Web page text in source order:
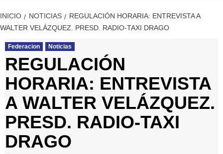
INICIO NOTICIAS
REGULACIÓN HORARIA: ENTREVISTA A
WALTER VELÁZQUEZ. PRESD. RADIO-TAXI DRAGO
Federacion Noticias
REGULACIÓN
HORARIA: ENTREVISTA
A WALTER VELÁZQUEZ.
PRESD. RADIO-TAXI
DRAGO